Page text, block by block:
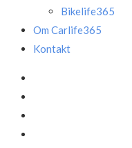
Bikelife365
Om Carlife365
Kontakt